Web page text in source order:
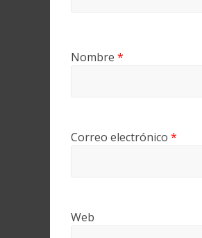
Nombre *
Correo electrónico *
Web